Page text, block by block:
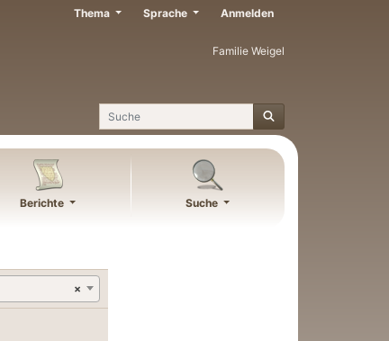
Familie Weigel
Suche
Thema Sprache Anmelden
Berichte Suche
×